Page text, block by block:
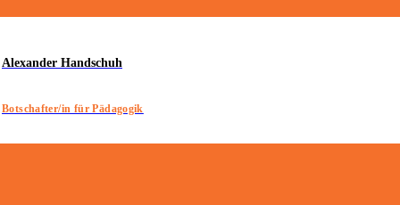
Alexander Handschuh
Botschafter/in für Pädagogik